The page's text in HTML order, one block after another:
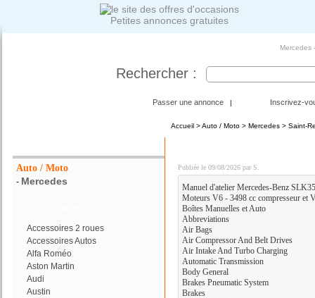
Petites annonces gratuites
Mercedes
Rechercher :
Passer une annonce | Inscrivez-
Auto / Moto
- Mercedes
Accessoires 2 roues
Accessoires Autos
Alfa Roméo
Aston Martin
Audi
Austin
Accueil>Auto / Moto> Mercedes> Saint-
Publiée le 09/08/2026 par S.
Manuel d'atelier Mercedes-Benz
Moteurs V6 - 3498 cc compresseur et
Boîtes Manuelles et Auto
Abbreviations
Air Bags
Air Compressor And Belt Drives
Air Intake And Turbo Charging
Automatic Transmission
Body General
Brakes Pneumatic System
Brakes